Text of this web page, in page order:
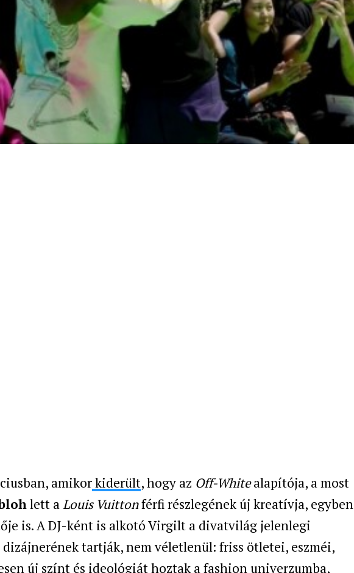
amikorkiderült, hogy az Off-Whitealapítója, a most
lett aLouis Vuittonférfi részlegének új kreatívja, egyben
is. A DJ-ként is alkotó Virgilt a divatvilág jelenlegi
tartják, nem véletlenül: friss ötletei, eszméi,
új színt és ideológiát hoztak a fashion univerzumba,